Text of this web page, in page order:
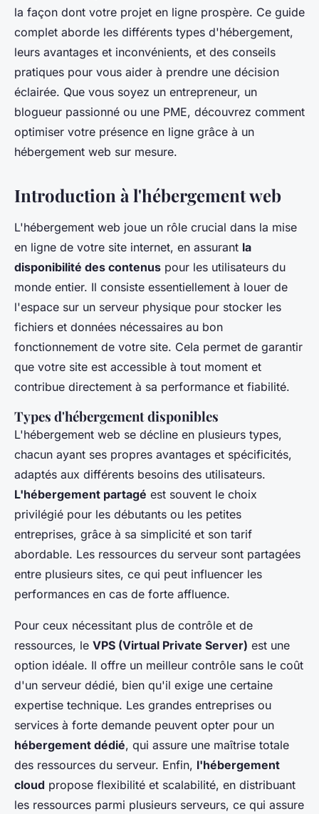
la façon dont votre projet en ligne prospère. Ce guide
complet aborde les différents types d'hébergement,
leurs avantages et inconvénients, et des conseils
pratiques pour vous aider à prendre une décision
éclairée. Que vous soyez un entrepreneur, un
blogueur passionné ou une PME, découvrez comment
optimiser votre présence en ligne grâce à un
hébergement web sur mesure.
Introduction à l'hébergement web
L'hébergement web joue un rôle crucial dans la mise
en ligne de votre site internet, en assurant la
disponibilité des contenus pour les utilisateurs du
monde entier. Il consiste essentiellement à louer de
l'espace sur un serveur physique pour stocker les
fichiers et données nécessaires au bon
fonctionnement de votre site. Cela permet de garantir
que votre site est accessible à tout moment et
contribue directement à sa performance et fiabilité.
Types d'hébergement disponibles
L'hébergement web se décline en plusieurs types,
chacun ayant ses propres avantages et spécificités,
adaptés aux différents besoins des utilisateurs.
L'hébergement partagé est souvent le choix
privilégié pour les débutants ou les petites
entreprises, grâce à sa simplicité et son tarif
abordable. Les ressources du serveur sont partagées
entre plusieurs sites, ce qui peut influencer les
performances en cas de forte affluence.
Pour ceux nécessitant plus de contrôle et de
ressources, le VPS (Virtual Private Server) est une
option idéale. Il offre un meilleur contrôle sans le coût
d'un serveur dédié, bien qu'il exige une certaine
expertise technique. Les grandes entreprises ou
services à forte demande peuvent opter pour un
hébergement dédié, qui assure une maîtrise totale
des ressources du serveur. Enfin, l'hébergement
cloud propose flexibilité et scalabilité, en distribuant
les ressources parmi plusieurs serveurs, ce qui assure